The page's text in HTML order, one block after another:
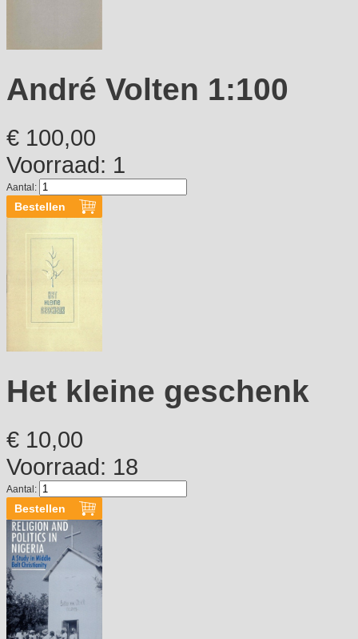
André Volten 1:100
€ 100,00
Voorraad: 1
Aantal:
Het kleine geschenk
€ 10,00
Voorraad: 18
Aantal: